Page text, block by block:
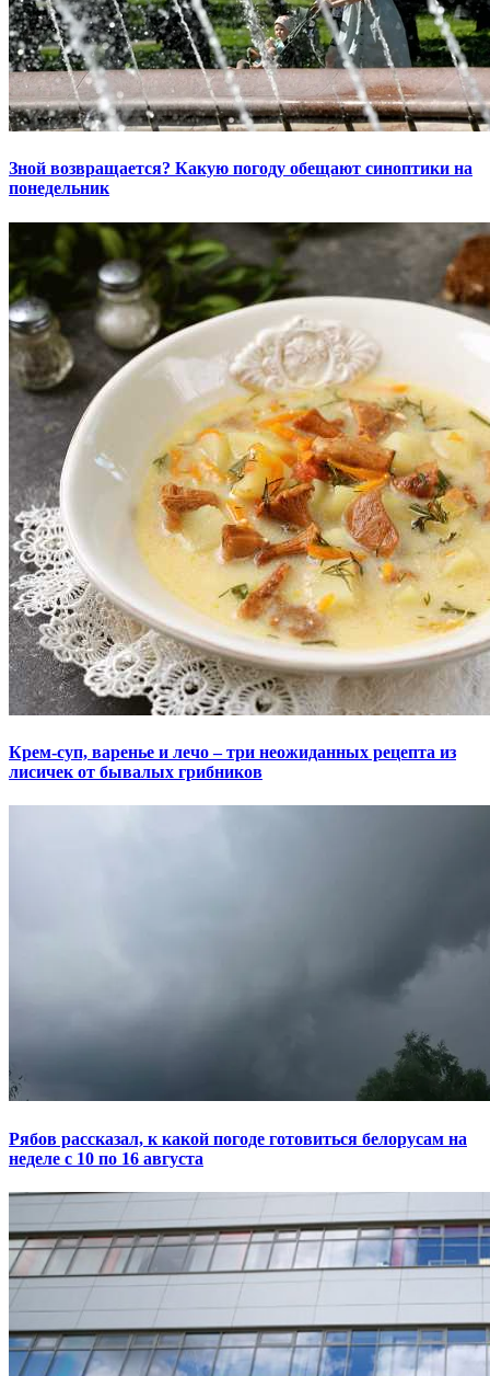
Зной возвращается? Какую погоду обещают синоптики на
понедельник
Крем-суп, варенье и лечо – три неожиданных рецепта из
лисичек от бывалых грибников
Рябов рассказал, к какой погоде готовиться белорусам на
неделе с 10 по 16 августа